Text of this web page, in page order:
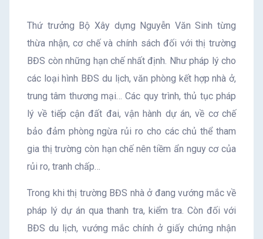
Thứ trưởng Bộ Xây dựng Nguyễn Văn Sinh từng
thừa nhận, cơ chế và chính sách đối với thị trường
BĐS còn những hạn chế nhất định. Như pháp lý cho
các loại hình BĐS du lịch, văn phòng kết hợp nhà ở,
trung tâm thương mại… Các quy trình, thủ tục pháp
lý về tiếp cận đất đai, vận hành dự án, về cơ chế
bảo đảm phòng ngừa rủi ro cho các chủ thể tham
gia thị trường còn hạn chế nên tiềm ẩn nguy cơ của
rủi ro, tranh chấp…
Trong khi thị trường BĐS nhà ở đang vướng mắc về
pháp lý dự án qua thanh tra, kiểm tra. Còn đối với
BĐS du lịch, vướng mắc chính ở giấy chứng nhận